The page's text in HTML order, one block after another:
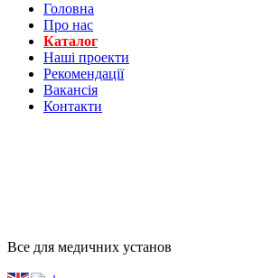
Головна
Про нас
Каталог
Нашi проекти
Рекомендації
Вакансiя
Контакти
Все для медичних установ